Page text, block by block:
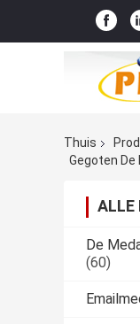
Thuis
Gegoten
ALLE
De
(60)